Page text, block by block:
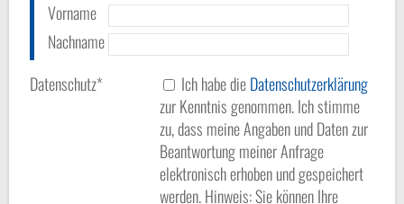
Vorname
Nachname
Datenschutz*
Ich habe dieDatenschutzerklärung
zur Kenntnis genommen. Ich stimme
zu, dass meine Angaben und Daten zur
Beantwortung meiner Anfrage
elektronisch erhoben und gespeichert
werden. Hinweis: Sie können Ihre